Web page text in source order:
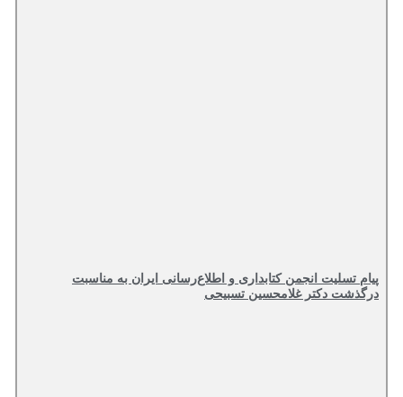
پیام تسلیت انجمن کتابداری و اطلاع‌رسانی ایران به مناسبت
درگذشت دکتر غلامحسین تسبیحی